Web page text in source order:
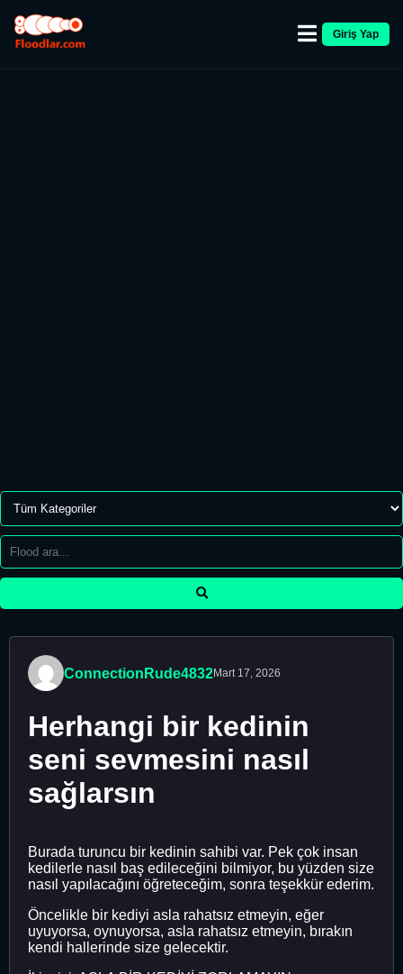
Giriş Yap
ConnectionRude4832Mart 17, 2026
Herhangi bir kedinin
seni sevmesini nasıl
sağlarsın
Burada turuncu bir kedinin sahibi var. Pek çok insan
kedilerle nasıl baş edileceğini bilmiyor, bu yüzden size
nasıl yapılacağını öğreteceğim, sonra teşekkür ederim.
Öncelikle bir kediyi asla rahatsız etmeyin, eğer
uyuyorsa, oynuyorsa, asla rahatsız etmeyin, bırakın
kendi hallerinde size gelecektir.